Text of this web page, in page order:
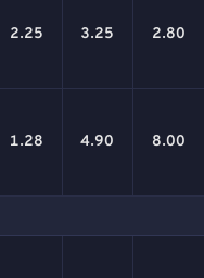
2.25 3.25 2.80
1.28 4.90 8.00